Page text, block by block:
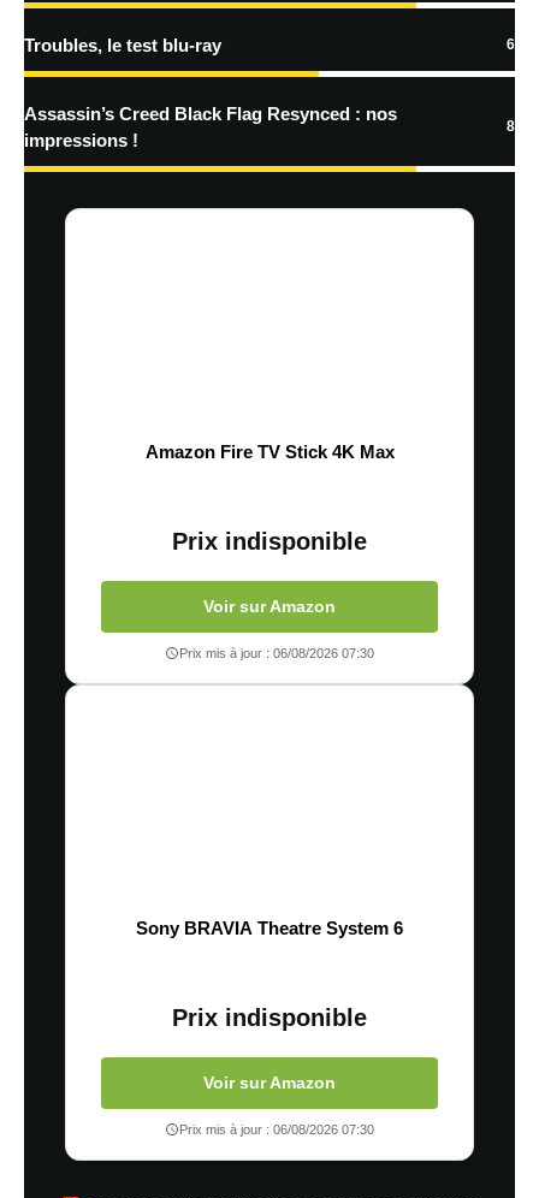
Troubles, le test blu-ray 6
Assassin’s Creed Black Flag Resynced : nos
impressions !
8
Amazon Fire TV Stick 4K Max
Prix indisponible
Voir sur Amazon
Prix mis à jour : 06/08/2026 07:30
Sony BRAVIA Theatre System 6
Prix indisponible
Voir sur Amazon
Prix mis à jour : 06/08/2026 07:30